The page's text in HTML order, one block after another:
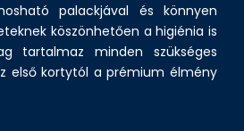
palackjával és könnyen
köszönhetően a higiénia is
tartalmaz minden szükséges
első kortytól a prémium élmény